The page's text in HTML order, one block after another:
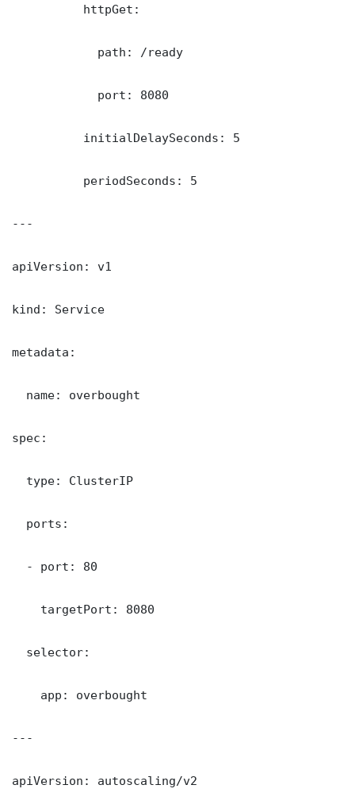
          httpGet:
            path: /ready
            port: 8080
          initialDelaySeconds: 5
          periodSeconds: 5
---
apiVersion: v1
kind: Service
metadata:
  name: overbought
spec:
  type: ClusterIP
  ports:
  - port: 80
    targetPort: 8080
  selector:
    app: overbought
---
apiVersion: autoscaling/v2